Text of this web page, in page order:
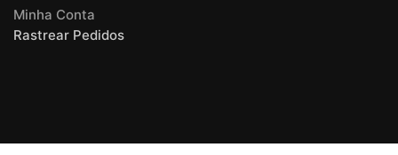
Minha Conta
Rastrear Pedidos